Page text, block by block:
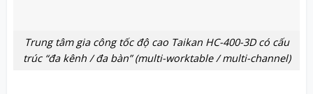
Trung tâm gia công tốc độ cao Taikan HC-400-3D có cấu
trúc “đa kênh / đa bàn” (multi-worktable / multi-channel)